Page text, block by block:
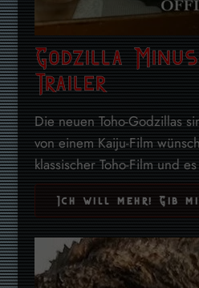
Godzilla
Trailer
Die neuen Toho-Godzillas
von einem Kaiju-Film
klassischer Toho-Film und
Ich will mehr! Gib